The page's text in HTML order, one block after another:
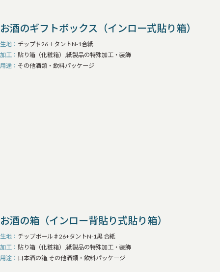
お酒のギフトボックス（インロー式貼り箱）
生地
チップ♯26＋タントN-1合紙
加工
貼り箱（化粧箱）,紙製品の特殊加工・装飾
用途
その他酒類・飲料パッケージ
お酒の箱（インロー背貼り式貼り箱）
生地
チップボール♯26+タントN-1黒 合紙
加工
貼り箱（化粧箱）,紙製品の特殊加工・装飾
用途
日本酒の箱,その他酒類・飲料パッケージ